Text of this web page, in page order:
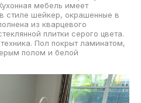
мебель имеет
стиле шейкер, окрашенные в
из кварцевого
плитки серого цвета.
Пол покрыт ламинатом,
полом и белой